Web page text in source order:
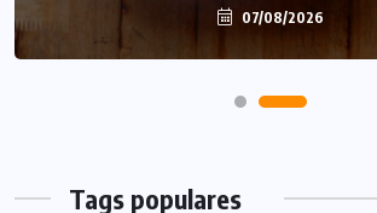
07/08/2026
07/08/2026
Tags populares